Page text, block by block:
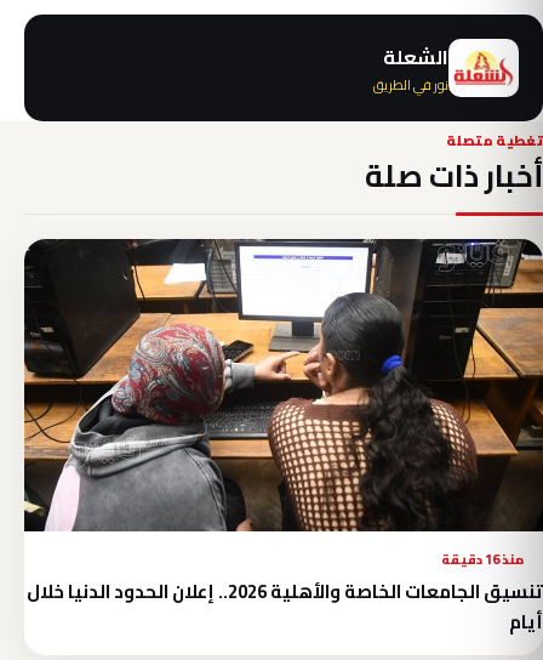
الشعلة
نور في الطريق
تغطية متصلة
أخبار ذات صلة
منذ 16 دقيقة
تنسيق الجامعات الخاصة والأهلية 2026.. إعلان الحدود الدنيا خلال
أيام